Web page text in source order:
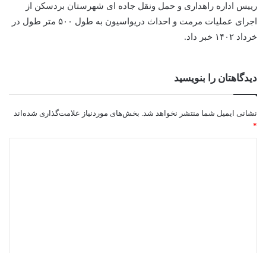
رییس اداره راهداری و حمل ونقل جاده ای شهرستان بردسکن از
اجرای عملیات مرمت و احداث دریواسیون به طول ۵۰۰ متر طول در
خرداد ۱۴۰۲ خبر داد.
دیدگاهتان را بنویسید
نشانی ایمیل شما منتشر نخواهد شد. بخش‌های موردنیاز علامت‌گذاری شده‌اند
*